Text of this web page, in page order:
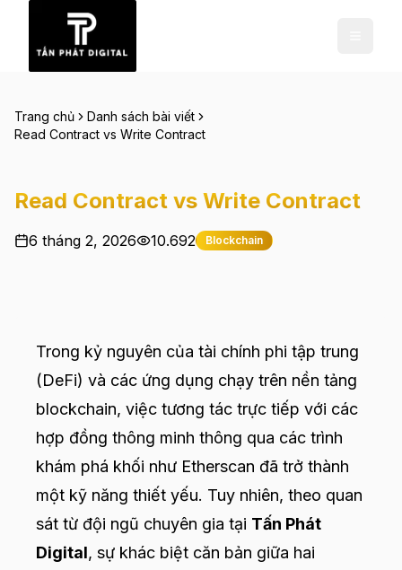
Trang chủ
Danh sách bài viết
Read Contract vs Write Contract
Read Contract vs Write Contract
6 tháng 2, 2026 10.692 Blockchain
Trong kỷ nguyên của tài chính phi tập trung
(DeFi) và các ứng dụng chạy trên nền tảng
blockchain, việc tương tác trực tiếp với các
hợp đồng thông minh thông qua các trình
khám phá khối như Etherscan đã trở thành
một kỹ năng thiết yếu. Tuy nhiên, theo quan
sát từ đội ngũ chuyên gia tại Tấn Phát
Digital, sự khác biệt căn bản giữa hai